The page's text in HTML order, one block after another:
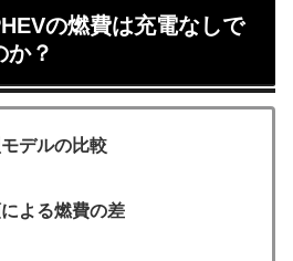
の燃費は充電なしで
か？
デルの比較
よる燃費の差